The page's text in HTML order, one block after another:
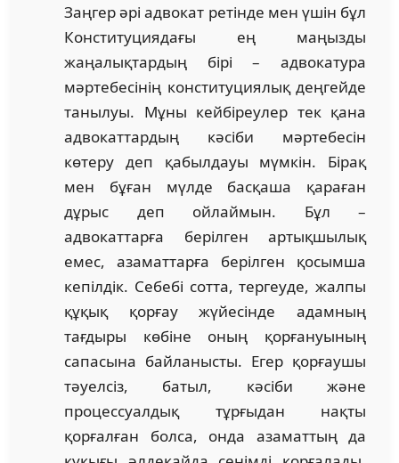
Заңгер әрі адвокат ретінде мен үшін бұл
Конституциядағы ең маңызды
жаңалықтардың бірі – адвокатура
мәртебесінің конституциялық деңгейде
танылуы. Мұны кейбіреулер тек қана
адвокаттардың кәсіби мәртебесін
көтеру деп қабылдауы мүмкін. Бірақ
мен бұған мүлде басқаша қараған
дұрыс деп ойлаймын. Бұл –
адвокаттарға берілген артықшылық
емес, азаматтарға берілген қосымша
кепілдік. Себебі сотта, тергеуде, жалпы
құқық қорғау жүйесінде адамның
тағдыры көбіне оның қорғануының
сапасына байланысты. Егер қорғаушы
тәуелсіз, батыл, кәсіби және
процессуалдық тұрғыдан нақты
қорғалған болса, онда азаматтың да